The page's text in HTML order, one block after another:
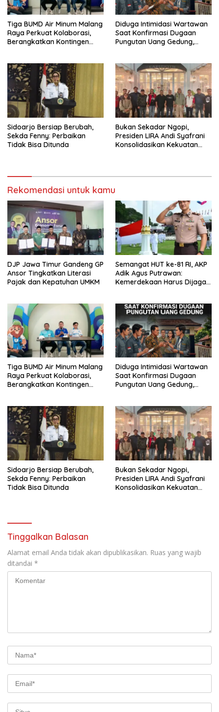
Tiga BUMD Air Minum Malang
Raya Perkuat Kolaborasi,
Berangkatkan Kontingen
Diduga Intimidasi Wartawan
Saat Konfirmasi Dugaan
Pungutan Uang Gedung,
Buka suara
Sidoarjo Bersiap Berubah,
Sekda Fenny: Perbaikan
Tidak Bisa Ditunda
Bukan Sekadar Ngopi,
Presiden LIRA Andi Syafrani
Konsolidasikan Kekuatan
Rekomendasi untuk kamu
DJP Jawa Timur Gandeng GP
Ansor Tingkatkan Literasi
Pajak dan Kepatuhan UMKM
Semangat HUT ke-81 RI, AKP
Adik Agus Putrawan:
Kemerdekaan Harus Dijaga
Tiga BUMD Air Minum Malang
Raya Perkuat Kolaborasi,
Berangkatkan Kontingen
Diduga Intimidasi Wartawan
Saat Konfirmasi Dugaan
Pungutan Uang Gedung,
Buka suara
Sidoarjo Bersiap Berubah,
Sekda Fenny: Perbaikan
Tidak Bisa Ditunda
Bukan Sekadar Ngopi,
Presiden LIRA Andi Syafrani
Konsolidasikan Kekuatan
Tinggalkan Balasan
Alamat email Anda tidak akan dipublikasikan. Ruas yang wajib
ditandai *